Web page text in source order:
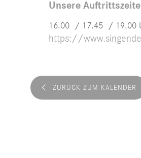
Unsere
16.00 / 17.45 / 19.00
https://
ZURÜCK ZUM KALENDER